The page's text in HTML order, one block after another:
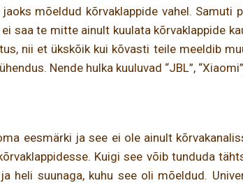
mõeldud kõrvaklappide vahel. Samuti
saa te mitte ainult kuulata kõrvaklappide
nii et ükskõik kui kõvasti teile meeldib
Nende hulka kuuluvad “JBL”,
eesmärki ja see ei ole ainult
Kuigi see võib tunduda
heli suunaga, kuhu see oli mõeldud.